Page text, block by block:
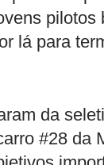
lá para
da
#28 da